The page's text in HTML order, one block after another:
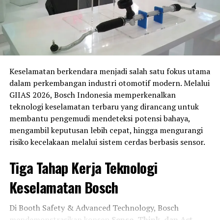
Safatulah. Sementara di kelasTVS Asia, terdapat
dan Fadhil Algasaniyang siap bersaing
memperebutkan podium.
Persaingan di kelasAsia Production 250 (AP250)juga
dipastikan berlangsung sengit. Indonesia menurunkan
11 pembalap
, termasuk Fahmi Basam, Galang Hendra
Pratama, Candra Hermawan
Irfan Ardiansyah
yang tampil melalui jalur wildcard usai tampil impresif
di Mandalika Racing Series 2026. Wakil tuan rumah NTB,
Aldiaz Aqsal Ismaya
, juga siap memanfaatkan
dukungan publik lokal.
berada di pundak Muhammad Faerozi,Wahyu
Nugroho
Herjun Atna Firdaus
Aditama, sertaFelix Putra Mulya
Sementara itu, kelas premierAsia Superbike 1000
Keselamatan berkendara menjadi salah satu fokus utama
dalam perkembangan industri otomotif modern. Melalui
GIIAS 2026, Bosch Indonesia memperkenalkan
teknologi keselamatan terbaru yang dirancang untuk
membantu pengemudi mendeteksi potensi bahaya,
mengambil keputusan lebih cepat, hingga mengurangi
risiko kecelakaan melalui sistem cerdas berbasis sensor.
Tiga Tahap Kerja Teknologi
Keselamatan Bosch
Di Booth Safety & Advanced Technology, Bosch